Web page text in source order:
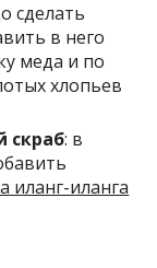
сделать
в него
меда и по
хлопьев
скраб: в
иланг-иланга